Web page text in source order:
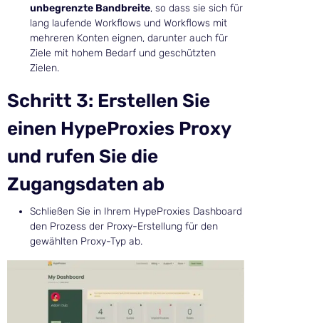
unbegrenzte Bandbreite, so dass sie sich für
lang laufende Workflows und Workflows mit
mehreren Konten eignen, darunter auch für
Ziele mit hohem Bedarf und geschützten
Zielen.
Schritt 3: Erstellen Sie
einen HypeProxies Proxy
und rufen Sie die
Zugangsdaten ab
Schließen Sie in Ihrem HypeProxies Dashboard
den Prozess der Proxy-Erstellung für den
gewählten Proxy-Typ ab.